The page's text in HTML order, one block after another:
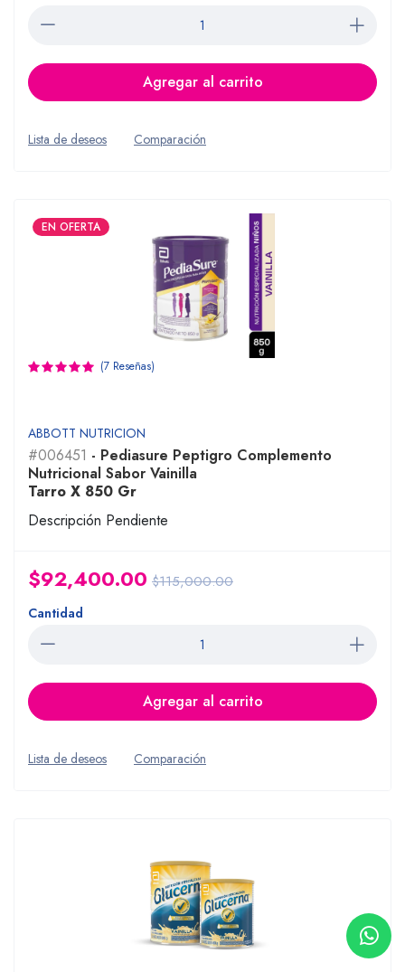
Agregar al carrito
Lista de deseos Comparación
EN OFERTA
(7 Reseñas)
ABBOTT NUTRICION
#006451 - Pediasure Peptigro Complemento
Nutricional Sabor Vainilla
Tarro X 850 Gr
Descripción Pendiente
$92,400.00 $115,000.00
Cantidad
Agregar al carrito
Lista de deseos Comparación